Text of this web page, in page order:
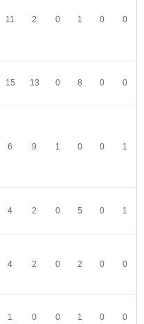
11 2 0 1 0 0
15 13 0 8 0 0
6 9 1 0 0 1
4 2 0 5 0 1
4 2 0 2 0 0
1 0 0 1 0 0